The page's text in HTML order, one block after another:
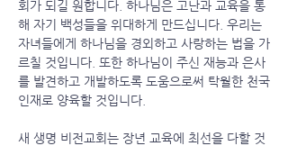
회가 되길 원합니다. 하나님은 고난과 교육을 통
해 자기 백성들을 위대하게 만드십니다. 우리는
자녀들에게 하나님을 경외하고 사랑하는 법을 가
르칠 것입니다. 또한 하나님이 주신 재능과 은사
를 발견하고 개발하도록 도움으로써 탁월한 천국
인재로 양육할 것입니다.
새 생명 비전교회는 장년 교육에 최선을 다할 것